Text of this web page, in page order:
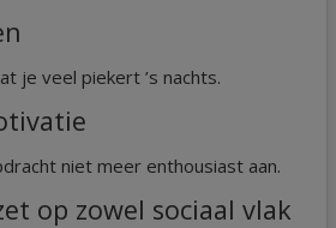
je veel piekert ’s nachts.
niet meer enthousiast aan.
op zowel sociaal vlak